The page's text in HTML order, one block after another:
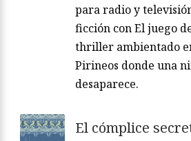
para radio y
ficción con El juego
thriller ambientado
Pirineos donde una
desaparece.
El cómplice